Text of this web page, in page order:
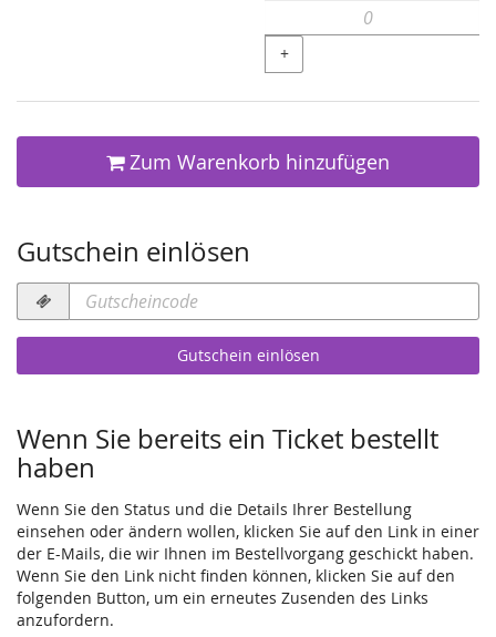
+
Zum Warenkorb hinzufügen
Gutschein einlösen
Gutscheincode
erforderlich
Gutschein einlösen
Wenn Sie bereits ein Ticket bestellt
haben
Wenn Sie den Status und die Details Ihrer Bestellung
einsehen oder ändern wollen, klicken Sie auf den Link in einer
der E-Mails, die wir Ihnen im Bestellvorgang geschickt haben.
Wenn Sie den Link nicht finden können, klicken Sie auf den
folgenden Button, um ein erneutes Zusenden des Links
anzufordern.